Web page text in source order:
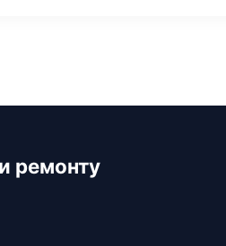
ремонту